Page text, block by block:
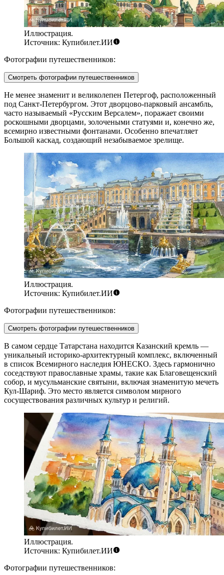
Иллюстрация.
Источник: Купибилет.ИИ
Фотографии путешественников:
Смотреть фотографии путешественников
Не менее знаменит и великолепен Петергоф, расположенный
под Санкт-Петербургом. Этот дворцово-парковый ансамбль,
часто называемый «Русским Версалем», поражает своими
роскошными дворцами, золочеными статуями и, конечно же,
всемирно известными фонтанами. Особенно впечатляет
Большой каскад, создающий незабываемое зрелище.
Иллюстрация.
Источник: Купибилет.ИИ
Фотографии путешественников:
Смотреть фотографии путешественников
В самом сердце Татарстана находится Казанский кремль —
уникальный историко-архитектурный комплекс, включенный
в список Всемирного наследия ЮНЕСКО. Здесь гармонично
соседствуют православные храмы, такие как Благовещенский
собор, и мусульманские святыни, включая знаменитую мечеть
Кул-Шариф. Это место является символом мирного
сосуществования различных культур и религий.
Иллюстрация.
Источник: Купибилет.ИИ
Фотографии путешественников: